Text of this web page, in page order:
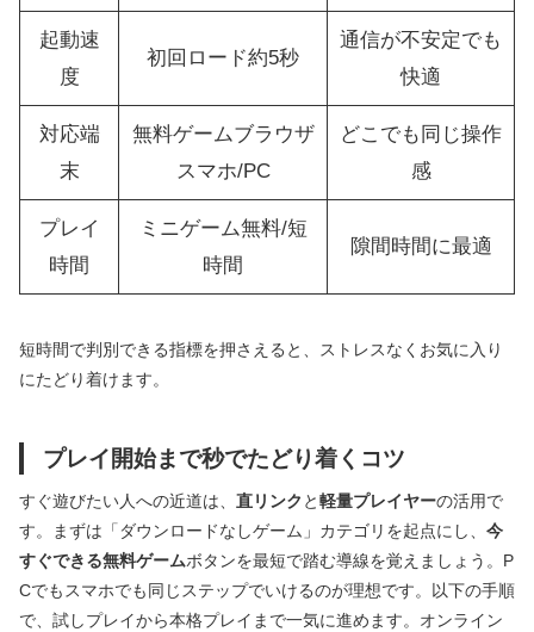
起動速
度
初回ロード約5秒
通信が不安定でも
快適
対応端
末
無料ゲームブラウザ
スマホ/PC
どこでも同じ操作
感
プレイ
時間
ミニゲーム無料/短
時間
隙間時間に最適
短時間で判別できる指標を押さえると、ストレスなくお気に入り
にたどり着けます。
プレイ開始まで秒でたどり着くコツ
すぐ遊びたい人への近道は、 直リンク と軽量プレイヤーの活用で
す。まずは「ダウンロードなしゲーム」カテゴリを起点にし、 今
すぐできる無料ゲームボタンを最短で踏む導線を覚えましょう。P
Cでもスマホでも同じステップでいけるのが理想です。以下の手順
で、試しプレイから本格プレイまで一気に進めます。オンライン